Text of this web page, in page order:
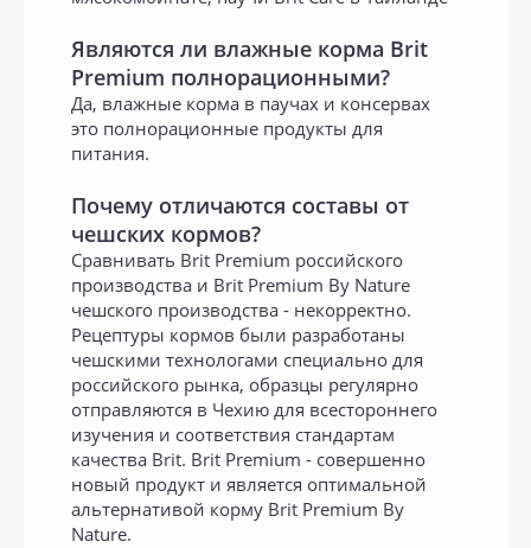
Являются ли влажные корма Brit
Premium полнорационными?
Да, влажные корма в паучах и консервах
это полнорационные продукты для
питания.
Почему отличаются составы от
чешских кормов?
Сравнивать Brit Premium российского
производства и Brit Premium By Nature
чешского производства - некорректно.
Рецептуры кормов были разработаны
чешскими технологами специально для
российского рынка, образцы регулярно
отправляются в Чехию для всестороннего
изучения и соответствия стандартам
качества Brit. Brit Premium - совершенно
новый продукт и является оптимальной
альтернативой корму Brit Premium By
Nature.